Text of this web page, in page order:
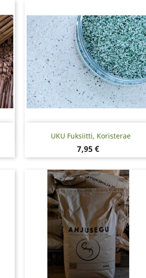
UKU Fuksiitti, Koristerae
Hinta
7,95 €
Pikakatselu